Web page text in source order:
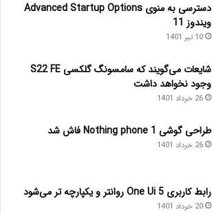
دسترسی به منوی Advanced Startup Options
ویندوز 11
10 تیر 1401
شایعات می‌گویند که سامسونگ گلکسی S22 FE
وجود نخواهد داشت
26 خرداد 1401
طراحی گوشی Nothing phone 1 فاش شد
26 خرداد 1401
رابط کاربری One Ui 5 روانتر و یکپارچه تر می‌شود
20 خرداد 1401